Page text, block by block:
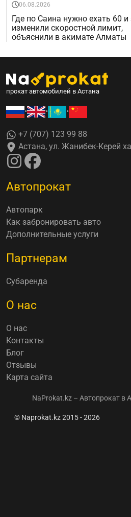
06.08.2026
Где по Саина нужно ехать 60 и
изменили скоростной лимит,
объяснили в акимате Алматы
прокат автомобилей в Астана
• • •
+7 (707) 123 99 88
Астана, ул. Жанибек-Керей
Автопрокат
Автопарк
Как забронировать авто
Дополнительные услуги
Партнерам
Субаренда
О нас
О нас
Контакты
Блог
Отзывы
Карта сайта
NaProkat.kz – Автопрокат в
© Naprokat.kz 2015 - 2026